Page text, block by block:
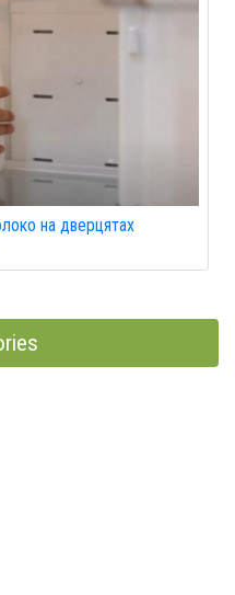
на дверцятах